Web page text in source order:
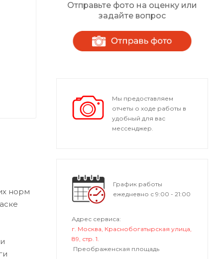
норм
Отправьте фото на оценку или
задайте вопрос
Мы предоставляем
отчеты о ходе работы в
удобный для вас
мессенджер.
График работы
ежедневно с 9:00 - 21:00
Адрес сервиса:
г. Москва, Краснобогатырская улица,
89, стр. 1.
Преображенская площадь